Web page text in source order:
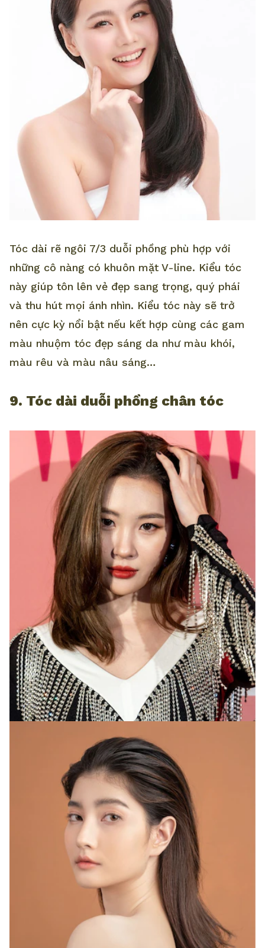
Tóc dài rẽ ngôi 7/3 duỗi phồng phù hợp với
những cô nàng có khuôn mặt V-line. Kiểu tóc
này giúp tôn lên vẻ đẹp sang trọng, quý phái
và thu hút mọi ánh nhìn. Kiểu tóc này sẽ trở
nên cực kỳ nổi bật nếu kết hợp cùng các gam
màu nhuộm tóc đẹp sáng da như màu khói,
màu rêu và màu nâu sáng…
9. Tóc dài duỗi phồng chân tóc